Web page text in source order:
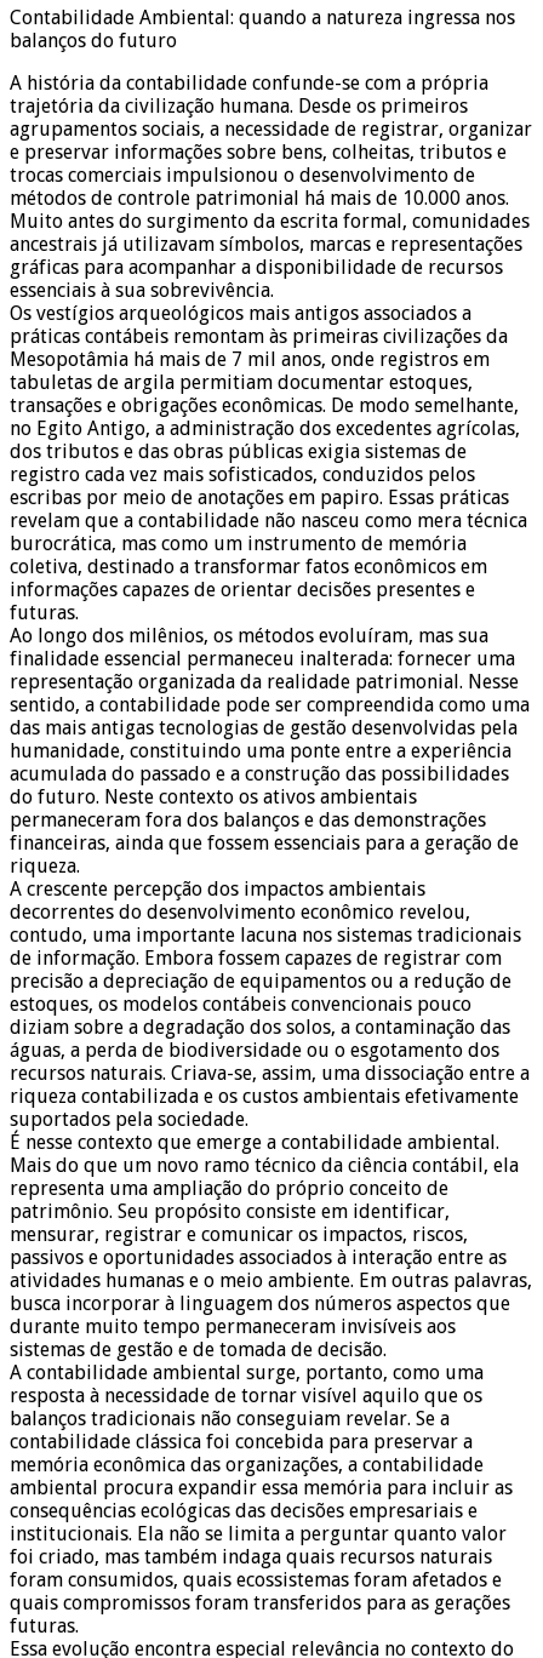
Contabilidade Ambiental: quando a natureza ingressa nos
balanços do futuro
A história da contabilidade confunde-se com a própria
trajetória da civilização humana. Desde os primeiros
agrupamentos sociais, a necessidade de registrar, organizar
e preservar informações sobre bens, colheitas, tributos e
trocas comerciais impulsionou o desenvolvimento de
métodos de controle patrimonial há mais de 10.000 anos.
Muito antes do surgimento da escrita formal, comunidades
ancestrais já utilizavam símbolos, marcas e representações
gráficas para acompanhar a disponibilidade de recursos
essenciais à sua sobrevivência.
Os vestígios arqueológicos mais antigos associados a
práticas contábeis remontam às primeiras civilizações da
Mesopotâmia há mais de 7 mil anos, onde registros em
tabuletas de argila permitiam documentar estoques,
transações e obrigações econômicas. De modo semelhante,
no Egito Antigo, a administração dos excedentes agrícolas,
dos tributos e das obras públicas exigia sistemas de
registro cada vez mais sofisticados, conduzidos pelos
escribas por meio de anotações em papiro. Essas práticas
revelam que a contabilidade não nasceu como mera técnica
burocrática, mas como um instrumento de memória
coletiva, destinado a transformar fatos econômicos em
informações capazes de orientar decisões presentes e
futuras.
Ao longo dos milênios, os métodos evoluíram, mas sua
finalidade essencial permaneceu inalterada: fornecer uma
representação organizada da realidade patrimonial. Nesse
sentido, a contabilidade pode ser compreendida como uma
das mais antigas tecnologias de gestão desenvolvidas pela
humanidade, constituindo uma ponte entre a experiência
acumulada do passado e a construção das possibilidades
do futuro. Neste contexto os ativos ambientais
permaneceram fora dos balanços e das demonstrações
financeiras, ainda que fossem essenciais para a geração de
riqueza.
A crescente percepção dos impactos ambientais
decorrentes do desenvolvimento econômico revelou,
contudo, uma importante lacuna nos sistemas tradicionais
de informação. Embora fossem capazes de registrar com
precisão a depreciação de equipamentos ou a redução de
estoques, os modelos contábeis convencionais pouco
diziam sobre a degradação dos solos, a contaminação das
águas, a perda de biodiversidade ou o esgotamento dos
recursos naturais. Criava-se, assim, uma dissociação entre a
riqueza contabilizada e os custos ambientais efetivamente
suportados pela sociedade.
É nesse contexto que emerge a contabilidade ambiental.
Mais do que um novo ramo técnico da ciência contábil, ela
representa uma ampliação do próprio conceito de
patrimônio. Seu propósito consiste em identificar,
mensurar, registrar e comunicar os impactos, riscos,
passivos e oportunidades associados à interação entre as
atividades humanas e o meio ambiente. Em outras palavras,
busca incorporar à linguagem dos números aspectos que
durante muito tempo permaneceram invisíveis aos
sistemas de gestão e de tomada de decisão.
A contabilidade ambiental surge, portanto, como uma
resposta à necessidade de tornar visível aquilo que os
balanços tradicionais não conseguiam revelar. Se a
contabilidade clássica foi concebida para preservar a
memória econômica das organizações, a contabilidade
ambiental procura expandir essa memória para incluir as
consequências ecológicas das decisões empresariais e
institucionais. Ela não se limita a perguntar quanto valor
foi criado, mas também indaga quais recursos naturais
foram consumidos, quais ecossistemas foram afetados e
quais compromissos foram transferidos para as gerações
futuras.
Essa evolução encontra especial relevância no contexto do